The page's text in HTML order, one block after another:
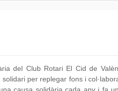
del Club Rotari El Cid de
per replegar fons i